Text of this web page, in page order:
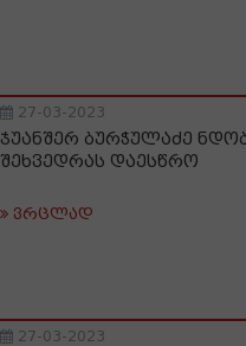
27-03-2023
ჯუანშერ ბურჭულაძე
შეხვედრას დაესწრო
ვრცლად
27-03-2023